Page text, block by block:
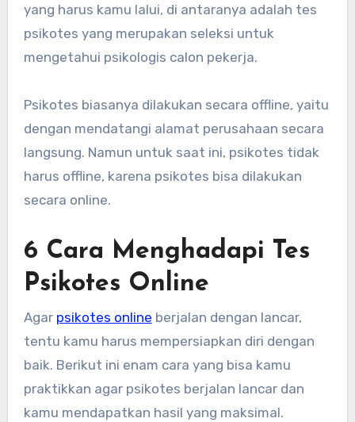
yang harus kamu lalui, di antaranya adalah tes
psikotes yang merupakan seleksi untuk
mengetahui psikologis calon pekerja.
Psikotes biasanya dilakukan secara offline, yaitu
dengan mendatangi alamat perusahaan secara
langsung. Namun untuk saat ini, psikotes tidak
harus offline, karena psikotes bisa dilakukan
secara online.
6 Cara Menghadapi Tes
Psikotes Online
Agar psikotes online berjalan dengan lancar,
tentu kamu harus mempersiapkan diri dengan
baik. Berikut ini enam cara yang bisa kamu
praktikkan agar psikotes berjalan lancar dan
kamu mendapatkan hasil yang maksimal.